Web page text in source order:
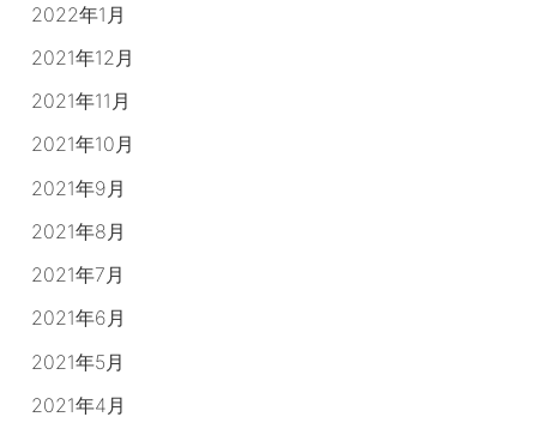
2022年1月
2021年12月
2021年11月
2021年10月
2021年9月
2021年8月
2021年7月
2021年6月
2021年5月
2021年4月